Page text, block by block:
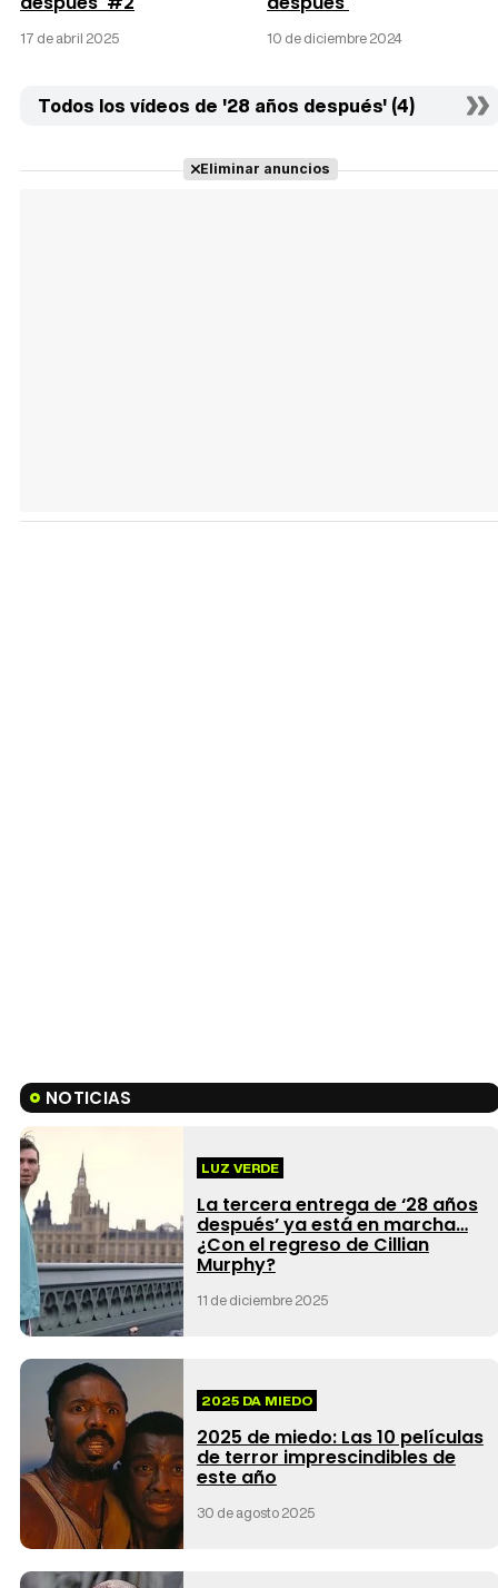
17 de abril 2025 10 de diciembre 2024
Todos los vídeos de '28 años después' (4)
Eliminar anuncios
NOTICIAS
LUZ VERDE
La tercera entrega de ‘28 años
después’ ya está en marcha…
¿Con el regreso de Cillian
Murphy?
11 de diciembre 2025
2025 DA MIEDO
2025 de miedo: Las 10 películas
de terror imprescindibles de
este año
30 de agosto 2025